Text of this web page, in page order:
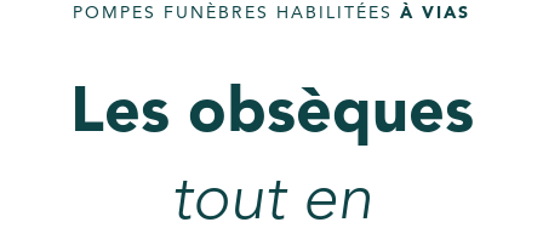
POMPES FUNÈBRES HABILITÉES À VIAS
Les obsèques
tout en